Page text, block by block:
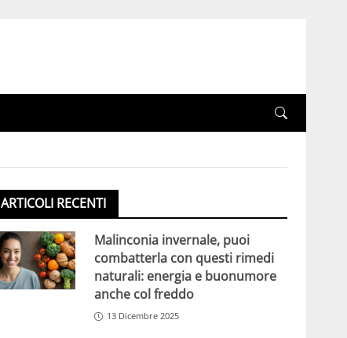
ARTICOLI RECENTI
Malinconia invernale, puoi
combatterla con questi rimedi
naturali: energia e buonumore
anche col freddo
13 Dicembre 2025